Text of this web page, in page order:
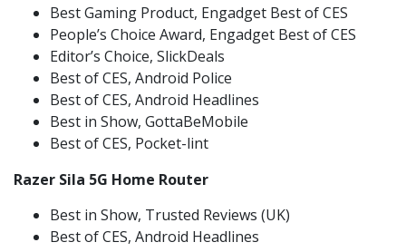
Best Gaming Product, Engadget Best of CES
People’s Choice Award, Engadget Best of CES
Editor’s Choice, SlickDeals
Best of CES, Android Police
Best of CES, Android Headlines
Best in Show, GottaBeMobile
Best of CES, Pocket-lint
Razer Sila 5G Home Router
Best in Show, Trusted Reviews (UK)
Best of CES, Android Headlines